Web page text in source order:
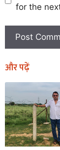
for the
और पढ़ें